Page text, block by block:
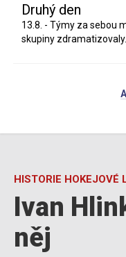
Druhý den
13.8. - Týmy za sebou
skupiny
HISTORIE HOKEJOVÉ
Ivan
něj